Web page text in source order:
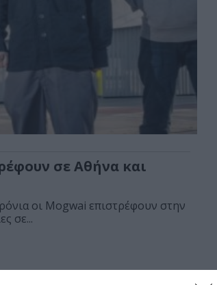
σε Αθήνα και
οι Mogwai επιστρέφουν στην
σε...